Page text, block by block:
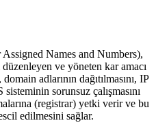
Names and Numbers),
ve yöneten kar amacı
adlarının dağıtılmasını, IP
sorunsuz çalışmasını
(registrar) yetki verir ve bu
edilmesini sağlar.